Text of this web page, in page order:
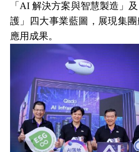
「AI 解決方案與智慧製造」
護」四大事業藍圖，展現集
應用成果。